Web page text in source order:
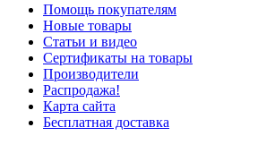
Помощь покупателям
Новые товары
Статьи и видео
Сертификаты на товары
Производители
Распродажа!
Карта сайта
Бесплатная доставка